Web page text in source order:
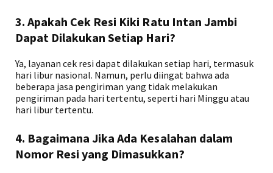
3. Apakah Cek Resi Kiki Ratu Intan Jambi
Dapat Dilakukan Setiap Hari?
Ya, layanan cek resi dapat dilakukan setiap hari, termasuk
hari libur nasional. Namun, perlu diingat bahwa ada
beberapa jasa pengiriman yang tidak melakukan
pengiriman pada hari tertentu, seperti hari Minggu atau
hari libur tertentu.
4. Bagaimana Jika Ada Kesalahan dalam
Nomor Resi yang Dimasukkan?